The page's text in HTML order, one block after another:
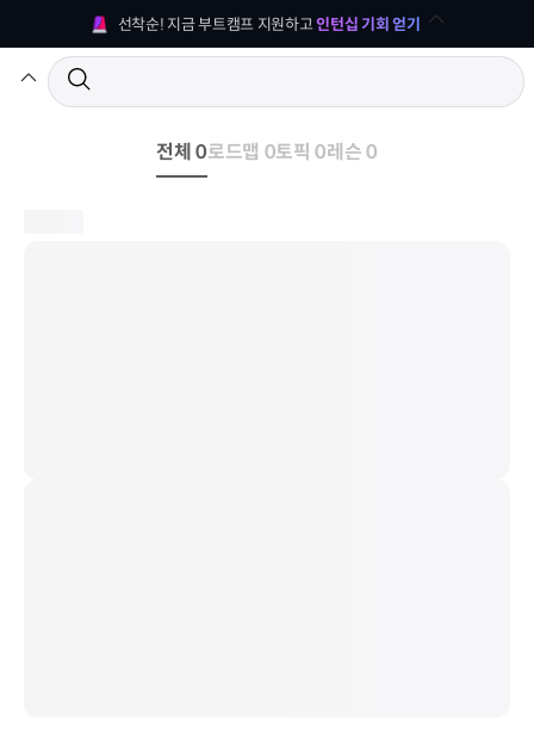
선착순! 지금 부트캠프 지원하고 인턴십 기회 얻기
전체 0로드맵 0토픽 0레슨 0